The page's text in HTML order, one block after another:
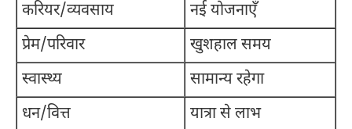
करियर/व्यवसाय
नई योजनाएँ
प्रेम/परिवार
खुशहाल समय
स्वास्थ्य
सामान्य रहेगा
धन/वित्त
यात्रा से लाभ